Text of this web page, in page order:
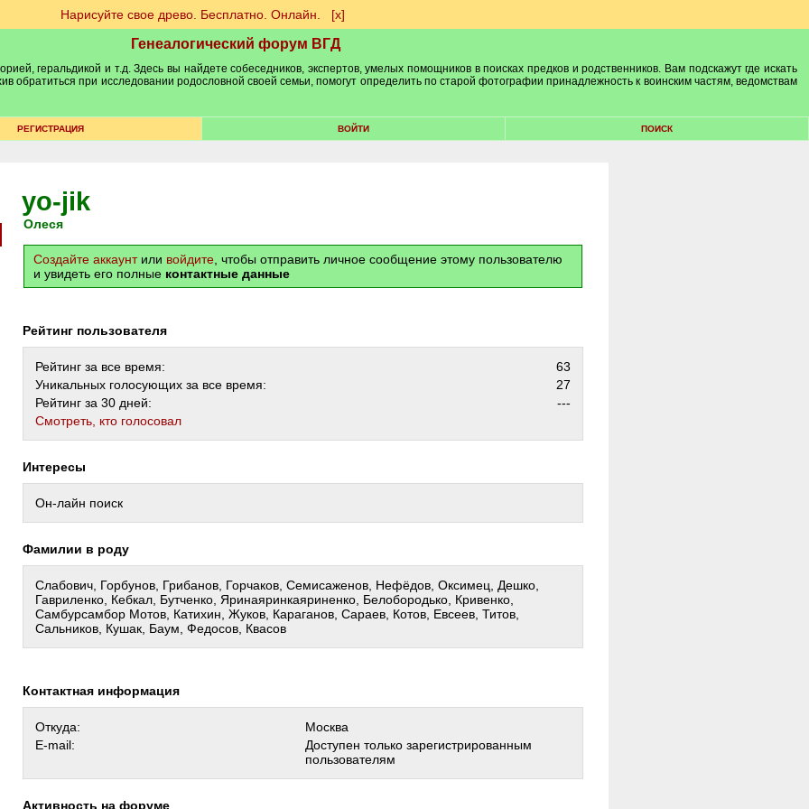
Нарисуйте свое древо. Бесплатно. Онлайн. [х]
Генеалогический форум ВГД
геральдикой и т.д. Здесь вы найдете собеседников, экспертов, умелых помощников в поисках предков и родственников. Вам подскажут где искать
обратиться при исследовании родословной своей семьи, помогут определить по старой фотографии принадлежность к воинским частям, ведомствам
РЕГИСТРАЦИЯ ВОЙТИ ПОИСК
yo-jik
Олеся
Создайте аккаунтили войдите , чтобы отправить личное сообщение этому пользователю
и увидеть его полные контактные данные
Рейтинг пользователя
Рейтинг за все время:
63
Уникальных голосующих за все время:
27
Рейтинг за 30 дней:
---
Cмотреть, кто голосовал
Интересы
Он-лайн поиск
Фамилии в роду
Слабович, Горбунов, Грибанов, Горчаков, Семисаженов, Нефёдов, Оксимец, Дешко,
Гавриленко, Кебкал, Бутченко, Яринаяринкаяриненко, Белобородько, Кривенко,
Самбурсамбор Мотов, Катихин, Жуков, Караганов, Сараев, Котов, Евсеев, Титов,
Сальников, Кушак, Баум, Федосов, Квасов
Контактная информация
Откуда:
Москва
E-mail:
Доступен только зарегистрированным
пользователям
Активность на форуме